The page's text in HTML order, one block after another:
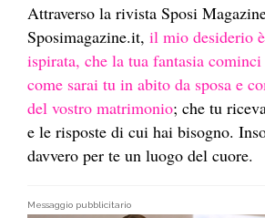
Attraverso la rivista Sposi
Sposimagazine.it, il mio desiderio
ispirata, che la tua fantasia
come sarai tu in abito da sposa e
del vostro matrimonio; che tu
e le risposte di cui hai bisogno.
davvero per te un luogo del cuore.
Messaggio pubblicitario